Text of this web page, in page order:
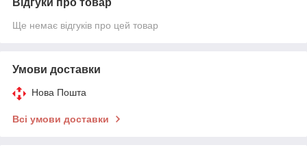
Ще немає відгуків про цей товар
Умови доставки
Нова Пошта
Всі умови доставки